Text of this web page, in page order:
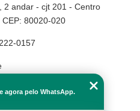
2 andar - cjt 201 - Centro
80020-020
0157
agora pelo WhatsApp.